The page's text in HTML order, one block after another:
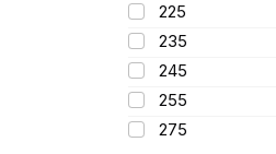
225
235
245
255
275